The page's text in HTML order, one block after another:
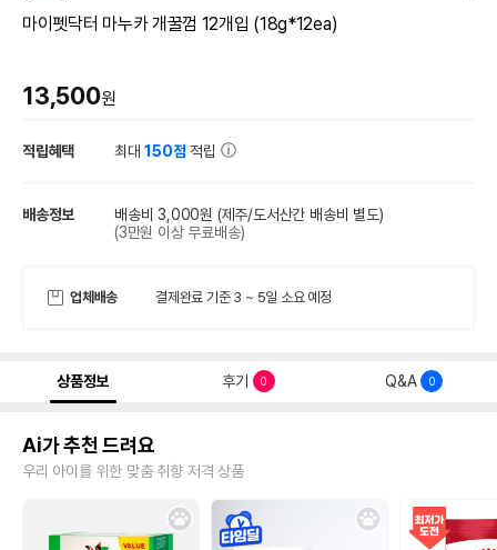
마이펫닥터 마누카 개꿀껌 12개입 (18g*12ea)
13,500원
적립혜택 최대150점 적립
배송정보 배송비 3,000원 (제주/도서산간 배송비 별도)
(3만원 이상 무료배송)
업체배송 결제완료 기준 3 ~ 5일 소요 예정
상품정보 후기 0 Q&A 0
Ai가 추천 드려요
우리 아이를 위한 맞춤 취향 저격 상품